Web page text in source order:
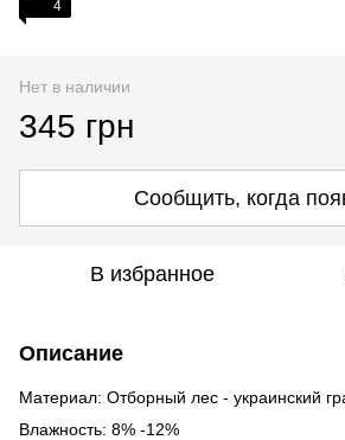
4
Нет в наличии
345 грн
Сообщить, когда
В избранное
Описание
Материал: Отборный лес - украинский
Влажность: 8% -12%